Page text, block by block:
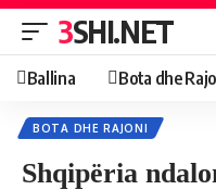
3SHI.NET
Ballina Bota dhe
BOTA DHE RAJONI
Shqipëria